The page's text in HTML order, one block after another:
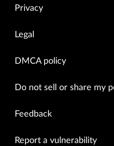
Privacy
Legal
DMCA policy
Do not sell or share my
Feedback
Report a vulnerability